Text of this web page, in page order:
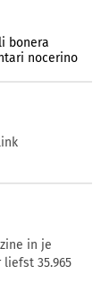
bonera
nocerino
in je
35.965